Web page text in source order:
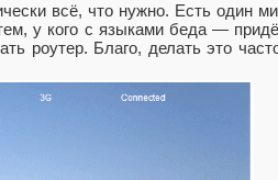
всё, что нужно. Есть один
у кого с языками беда —
роутер. Благо, делать это